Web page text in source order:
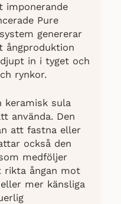
imponerande
Pure
genererar
ångproduktion
in i tyget och
rynkor.
keramisk sula
använda. Den
att fastna eller
också den
medföljer
ångan mot
mer känsliga